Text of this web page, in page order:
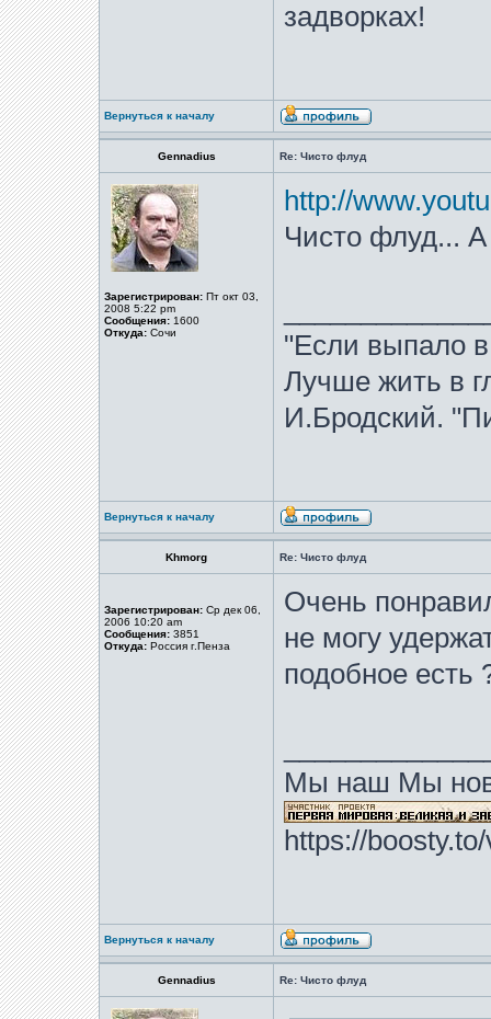
задворках!
Вернуться к началу
Gennadius Re: Чисто флуд
Зарегистрирован: Пт окт 03,
2008 5:22 pm
Сообщения: 1600
Откуда: Сочи
http://
Чисто флуд... А
"Если выпало
Лучше жить в
И.Бродский.
Вернуться к началу
Khmorg Re: Чисто флуд
Зарегистрирован: Ср дек 06,
2006 10:20 am
Сообщения: 3851
Откуда: Россия г.Пенза
Очень
не могу
подобное есть
Мы наш Мы
https://
Вернуться к началу
Gennadius Re: Чисто флуд